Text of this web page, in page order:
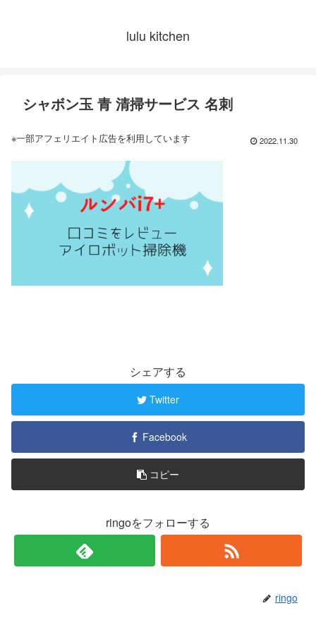
lulu kitchen
シャボン玉 青 清掃サービス 名刺
※一部アフェリエイト広告を利用しています 2022.11.30
シェアする
Twitter
Facebook
コピー
ringoをフォローする
ringo